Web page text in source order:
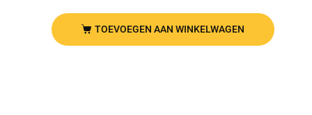
TOEVOEGEN AAN WINKELWAGEN